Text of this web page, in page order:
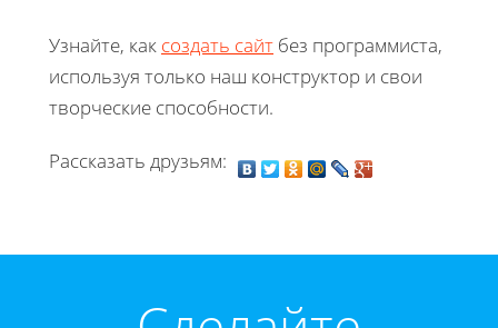
Узнайте, как создать сайт без программиста,
используя только наш конструктор и свои
творческие способности.
Рассказать друзьям: